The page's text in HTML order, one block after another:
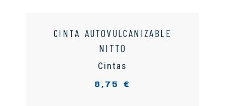
CINTA AUTOVULCANIZABLE
NITTO
Cintas
8,75 €